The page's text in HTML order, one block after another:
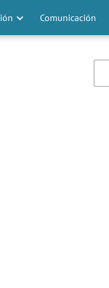
Comunicación